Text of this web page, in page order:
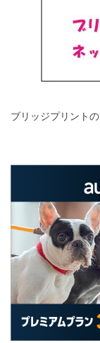
ブリッジプリント